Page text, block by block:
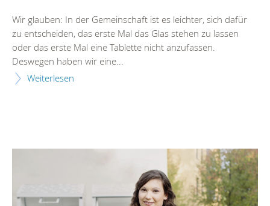
Wir glauben: In der Gemeinschaft ist es leichter, sich dafür
zu entscheiden, das erste Mal das Glas stehen zu lassen
oder das erste Mal eine Tablette nicht anzufassen.
Deswegen haben wir eine...
Weiterlesen